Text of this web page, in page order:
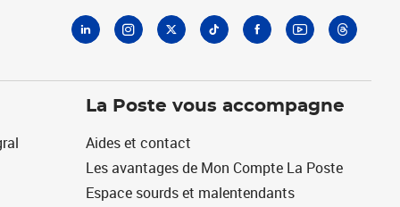
La Poste vous accompagne
Aides et contact
Les avantages de Mon Compte La Poste
Espace sourds et malentendants